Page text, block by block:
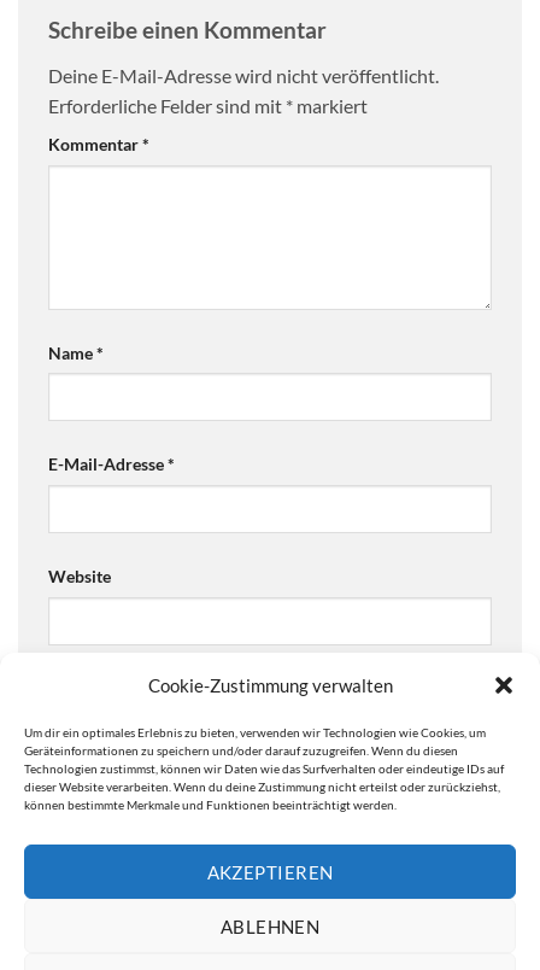
Cookie-Zustimmung verwalten
Um dir ein optimales Erlebnis zu bieten, verwenden wir Technologien wie Cookies, um
Geräteinformationen zu speichern und/oder darauf zuzugreifen. Wenn du diesen
Technologien zustimmst, können wir Daten wie das Surfverhalten oder eindeutige IDs auf
dieser Website verarbeiten. Wenn du deine Zustimmung nicht erteilst oder zurückziehst,
können bestimmte Merkmale und Funktionen beeinträchtigt werden.
AKZEPTIEREN
ABLEHNEN
Schreibe einen Kommentar
Deine E-Mail-Adresse wird nicht veröffentlicht.
Erforderliche Felder sind mit * markiert
Kommentar*
Name*
E-Mail-Adresse*
Website
Ja, füge mich zu der Mailingliste hinzu!
Are you human? Please solve: